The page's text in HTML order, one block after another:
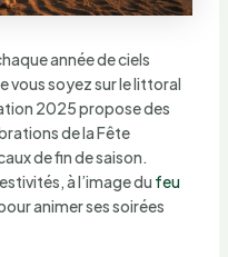
année de ciels
vous soyez sur le littoral
2025 propose des
de la Fête
de fin de saison.
à l’image du feu
animer ses soirées